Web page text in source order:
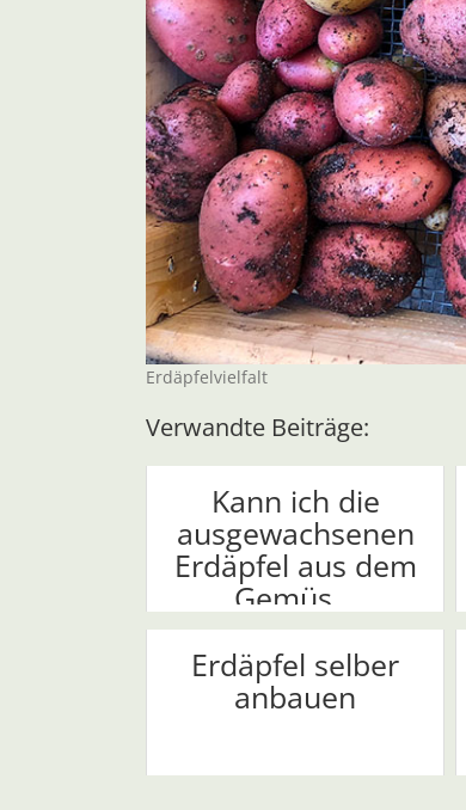
Erdäpfelvielfalt
Verwandte Beiträge:
Kann ich die
ausgewachsenen
Erdäpfel aus dem
Gemüs...
Erdäpfel selber
anbauen